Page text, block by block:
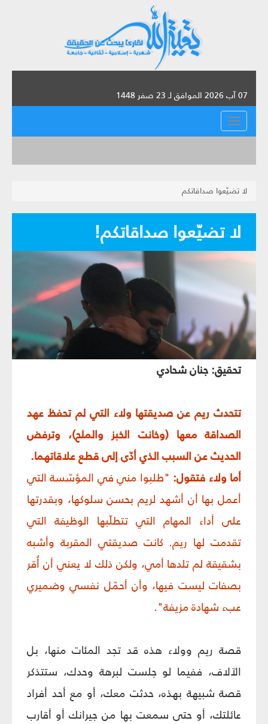
07 آب 2026 الموافق لـ 23 صفر 1448
القائمة
لا تضيّعوا صداقاتكم
لا تضيّعوا صداقاتكم!
تحقيق: جنان شحادي
تتحدث ريم عن صديقتها ولاء التي لم تحفظ عهد
الصداقة معها (وخانت الخبز والملح)، وترفض
الحديث عن السبب الذي أدّى إلى قطع علاقاتهما.
أما ولاء فتقول: "طلبوا مني في المؤسّسة التي
أعمل بها أن أشهد لريم بحسن سلوكها، وبقدرتها
على أداء المهام التي تتطلّبها الوظيفة التي
تقدمت لها ريم. كانت صديقتي المقربة وأشبه
بشقيقة لم تلدها أمي، ولكن ذلك لا يعني أن أُقر
بصفات ليست فيها، وأن أحمّل نفسي وضميري
عبء شهادة مزيفة".
قصة ريم وولاء هذه قد تجد المئات منها، بل
الآلاف، ففيما لو جلست لبرهة وحدك، ستتذكر
قصة شبيهة بهذه، حدثت معك، أو مع أحد أفراد
عائلتك، أو حتى سمعت بها من جيرانك أو أقارب